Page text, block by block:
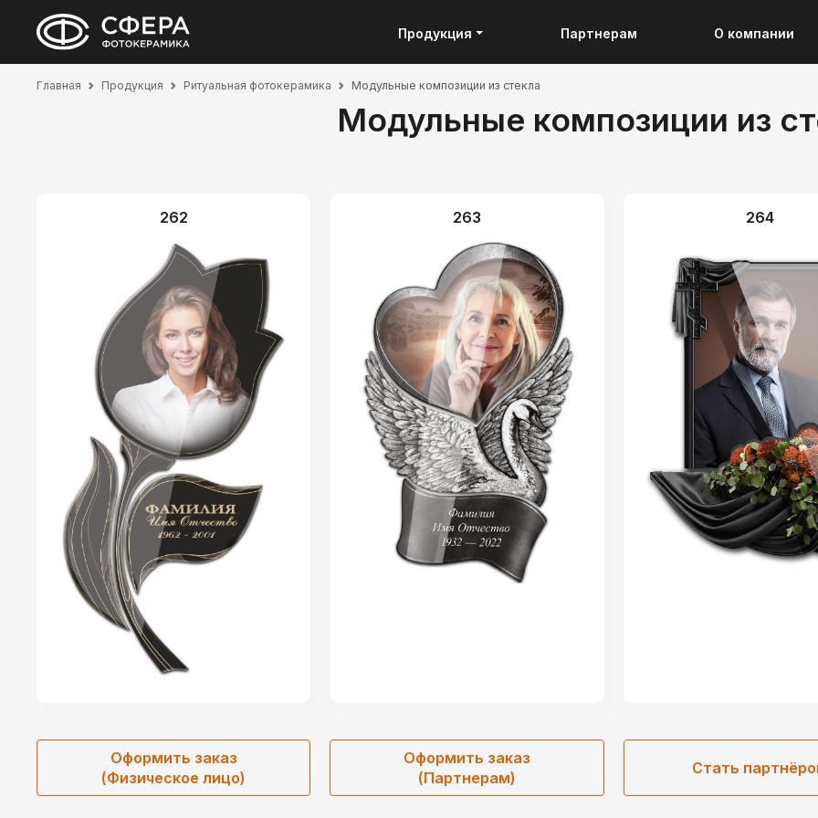
Продукция Партнерам О компании
Главная Продукция Ритуальная фотокерамика Модульные композиции из стекла
Модульные композиции из
262 263 264
Оформить заказ
(Физическое лицо)
Оформить заказ
(Партнерам)
Стать